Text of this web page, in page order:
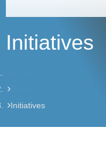
Initiatives
Initiatives